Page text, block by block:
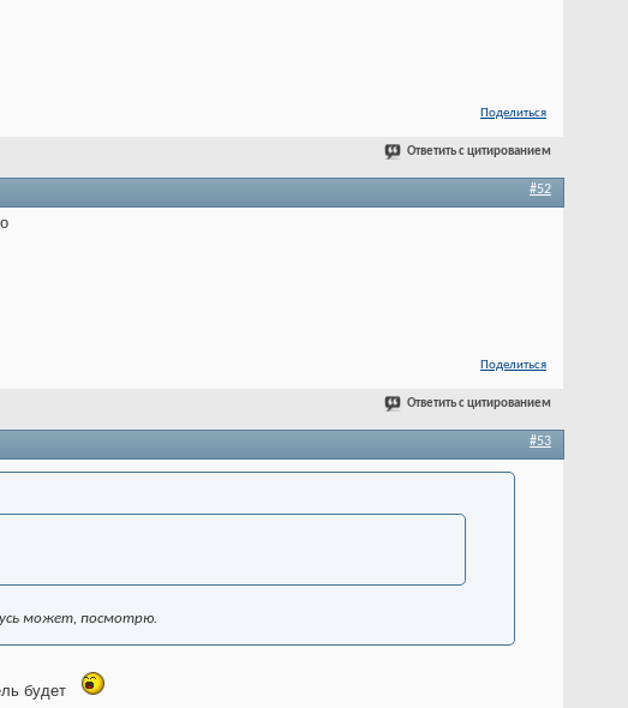
Поделиться
Ответить с цитированием
#52
Поделиться
Ответить с цитированием
#53
может, посмотрю.
будет